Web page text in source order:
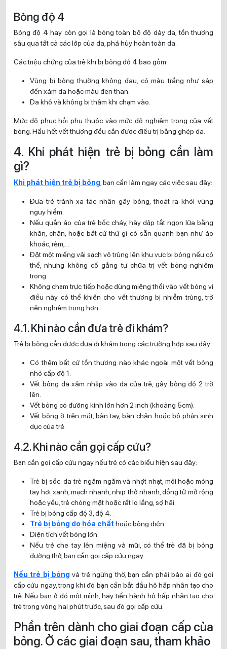
Bỏng độ 4
Bỏng độ 4 hay còn gọi là bỏng toàn bộ độ dày da, tổn thương
sâu qua tất cả các lớp của da, phá hủy hoàn toàn da.
Các triệu chứng của trẻ khi bị bỏng độ 4 bao gồm:
Vùng bị bỏng thường không đau, có màu trắng như sáp
đến xám da hoặc màu đen than.
Da khô và không bị thâm khi chạm vào.
Mức độ phục hồi phụ thuộc vào mức độ nghiêm trọng của vết
bỏng. Hầu hết vết thương đều cần được điều trị bằng ghép da.
4. Khi phát hiện trẻ bị bỏng cần làm
gì?
Khi phát hiện trẻ bị bỏng , bạn cần làm ngay các việc sau đây:
Đưa trẻ tránh xa tác nhân gây bỏng, thoát ra khỏi vùng
nguy hiểm.
Nếu quần áo của trẻ bốc cháy, hãy dập tắt ngọn lửa bằng
khăn, chăn, hoặc bất cứ thứ gì có sẵn quanh bạn như áo
khoác, rèm,…
Đặt một miếng vải sạch vô trùng lên khu vực bị bỏng nếu có
thể, nhưng không cố gắng tự chữa trị vết bỏng nghiêm
trọng.
Không chạm trực tiếp hoặc dùng miệng thổi vào vết bỏng vì
điều này có thể khiến cho vết thương bị nhiễm trùng, trở
nên nghiêm trọng hơn.
4.1. Khi nào cần đưa trẻ đi khám?
Trẻ bị bỏng cần được đưa đi khám trong các trường hợp sau đây:
Có thêm bất cứ tổn thương nào khác ngoài một vết bỏng
nhỏ cấp độ 1.
Vết bỏng đã xâm nhập vào da của trẻ, gây bỏng độ 2 trở
lên.
Vết bỏng có đường kính lớn hơn 2 inch (khoảng 5cm).
Vết bỏng ở trên mặt, bàn tay, bàn chân hoặc bộ phận sinh
dục của trẻ.
4.2. Khi nào cần gọi cấp cứu?
Bạn cần gọi cấp cứu ngay nếu trẻ có các biểu hiện sau đây:
Trẻ bị sốc: da trẻ ngăm ngăm và nhợt nhạt, môi hoặc móng
tay hơi xanh, mạch nhanh, nhịp thở nhanh, đồng tử mở rộng
hoặc yếu, trẻ chóng mặt hoặc rất lo lắng, sợ hãi.
Trẻ bị bỏng cấp độ 3, độ 4.
Trẻ bị bỏng do hóa chất hoặc bỏng điện.
Diện tích vết bỏng lớn.
Nếu trẻ che tay lên miệng và mũi, có thể trẻ đã bị bỏng
đường thở, bạn cần gọi cấp cứu ngay.
Nếu trẻ bị bỏng và trẻ ngừng thở, bạn cần phải bảo ai đó gọi
cấp cứu ngay, trong khi đó bạn cần bắt đầu hô hấp nhân tạo cho
trẻ. Nếu bạn ở đó một mình, hãy tiến hành hô hấp nhân tạo cho
trẻ trong vòng hai phút trước, sau đó gọi cấp cứu.
Phần trên dành cho giai đoạn cấp của
bỏng. Ở các giai đoạn sau, tham khảo